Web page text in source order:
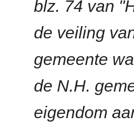
blz. 74 van
de veiling
gemeente
de N.H.
eigendom